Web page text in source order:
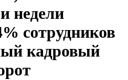
недели
сотрудников
кадровый